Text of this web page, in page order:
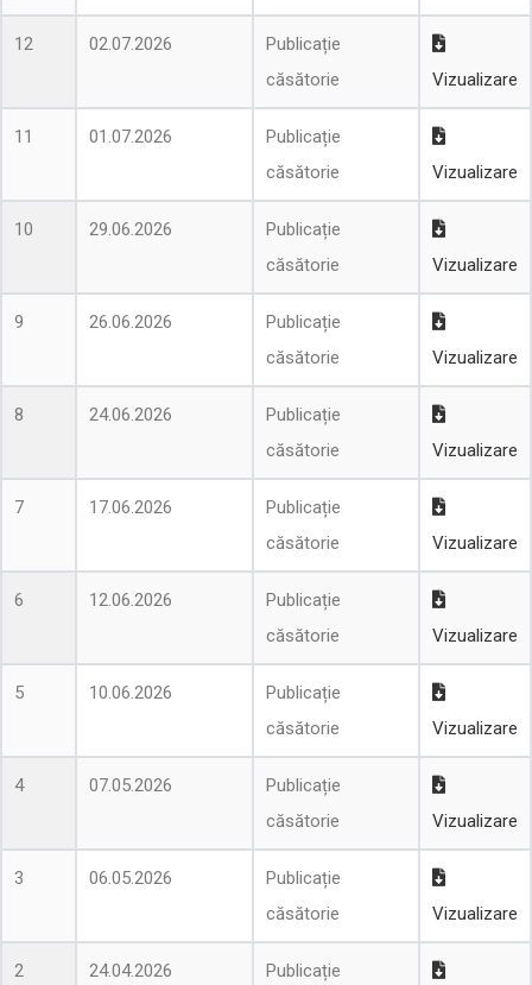
12 02.07.2026
Publicație
căsătorie
Vizualizare
11 01.07.2026
Publicație
căsătorie
Vizualizare
10 29.06.2026
Publicație
căsătorie
Vizualizare
9 26.06.2026
Publicație
căsătorie
Vizualizare
8 24.06.2026
Publicație
căsătorie
Vizualizare
7 17.06.2026
Publicație
căsătorie
Vizualizare
6 12.06.2026
Publicație
căsătorie
Vizualizare
5 10.06.2026
Publicație
căsătorie
Vizualizare
4 07.05.2026
Publicație
căsătorie
Vizualizare
3 06.05.2026
Publicație
căsătorie
Vizualizare
2 24.04.2026 Publicație